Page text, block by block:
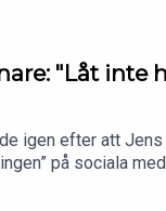
"Låt
igen efter att
på sociala
Joachim